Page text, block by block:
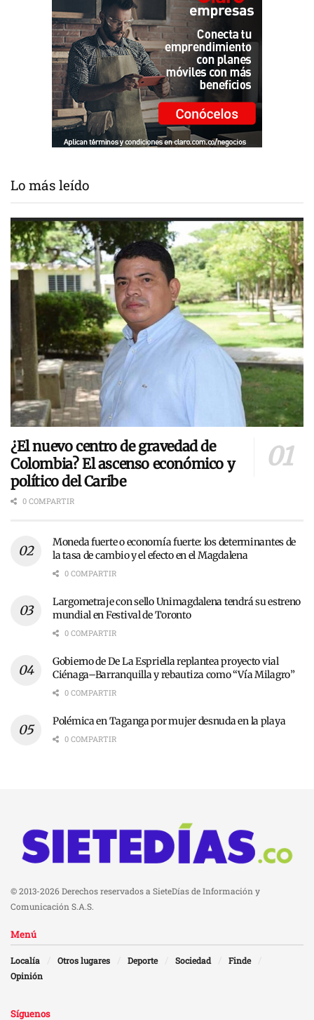
Lo más leído
¿El nuevo centro de gravedad de
Colombia? El ascenso económico y
político del Caribe
0 COMPARTIR
Moneda fuerte o economía fuerte: los determinantes de
la tasa de cambio y el efecto en el Magdalena
0 COMPARTIR
Largometraje con sello Unimagdalena tendrá su estreno
mundial en Festival de Toronto
0 COMPARTIR
Gobierno de De La Espriella replantea proyecto vial
Ciénaga–Barranquilla y rebautiza como “Vía Milagro”
0 COMPARTIR
Polémica en Taganga por mujer desnuda en la playa
0 COMPARTIR
© 2013-2026 Derechos reservados a SieteDías de Información y
Comunicación S.A.S.
Menú
Localía Otros lugares Deporte Sociedad
Finde
Opinión
Síguenos